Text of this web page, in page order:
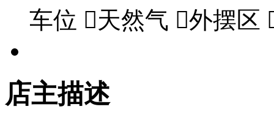
车位 天然气 外摆区
店主描述